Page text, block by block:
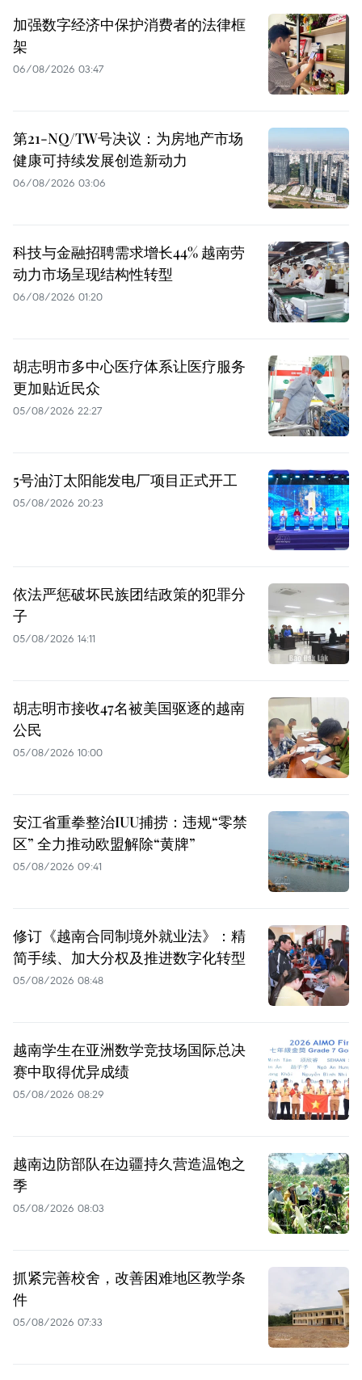
加强数字经济中保护消费者的法律框
架
06/08/2026 03:47
第21-NQ/TW号决议：为房地产市场
健康可持续发展创造新动力
06/08/2026 03:06
科技与金融招聘需求增长44% 越南劳
动力市场呈现结构性转型
06/08/2026 01:20
胡志明市多中心医疗体系让医疗服务
更加贴近民众
05/08/2026 22:27
5号油汀太阳能发电厂项目正式开工
05/08/2026 20:23
依法严惩破坏民族团结政策的犯罪分
子
05/08/2026 14:11
胡志明市接收47名被美国驱逐的越南
公民
05/08/2026 10:00
安江省重拳整治IUU捕捞：违规“零禁
区” 全力推动欧盟解除“黄牌”
05/08/2026 09:41
修订《越南合同制境外就业法》：精
简手续、加大分权及推进数字化转型
05/08/2026 08:48
越南学生在亚洲数学竞技场国际总决
赛中取得优异成绩
05/08/2026 08:29
越南边防部队在边疆持久营造温饱之
季
05/08/2026 08:03
抓紧完善校舍，改善困难地区教学条
件
05/08/2026 07:33